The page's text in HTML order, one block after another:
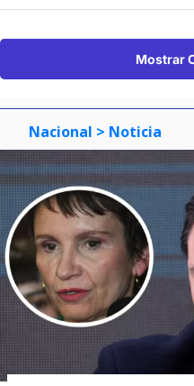
Mostrar
Nacional > Noticia